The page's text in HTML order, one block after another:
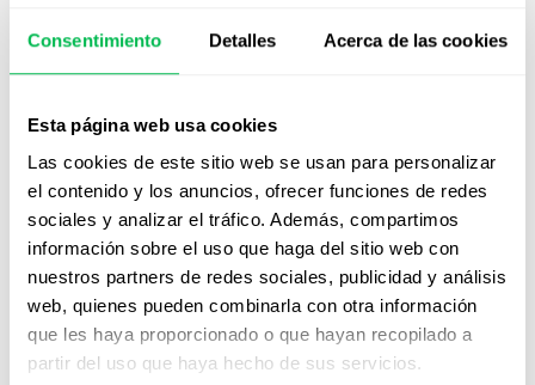
Consentimiento Detalles Acerca de las cookies
Esta página web usa cookies
Las cookies de este sitio web se usan para personalizar
el contenido y los anuncios, ofrecer funciones de redes
sociales y analizar el tráfico. Además, compartimos
información sobre el uso que haga del sitio web con
nuestros partners de redes sociales, publicidad y análisis
web, quienes pueden combinarla con otra información
que les haya proporcionado o que hayan recopilado a
partir del uso que haya hecho de sus servicios.
Establece fechas de vencimiento claras para la solicitud
cuando comience el flujo de trabajo y un recordatorio
antes de la fecha límite.
Cuando se active el pedido de formulario y se asigne a
cada gerente, recibirán un correo electrónico y una
notificación en la aplicación. Una vez enviadas, las
actualizaciones de bonificaciones aparecerán
automáticamente en la pestaña Compensación de un
perfil de empleado y en el informe de nómina mensual
como compensación adicional. Para mayor comodidad,